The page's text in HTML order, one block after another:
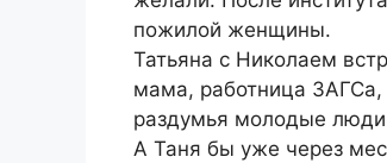
пожилой женщины.
Татьяна с Николаем
мама, работница ЗАГСа,
раздумья молодые люди
А Таня бы уже через